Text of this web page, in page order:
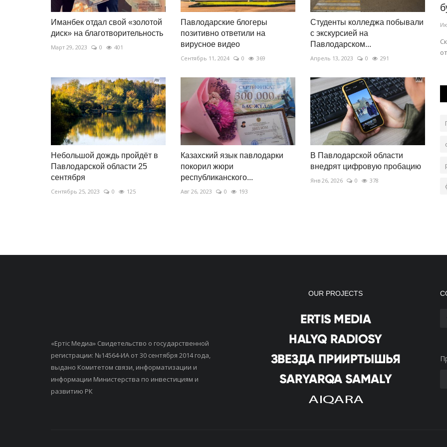
Иманбек отдал свой «золотой
диск» на благотворительность
Март 29, 2023 0 401
Павлодарские блогеры
позитивно ответили на
вирусное видео
Сентябрь 11, 2024 0 369
Студенты колледжа побывали
с экскурсией на
Павлодарском...
Апрель 13, 2023 0 291
Небольшой дождь пройдёт в
Павлодарской области 25
сентября
Сентябрь 25, 2023 0 125
Казахский язык павлодарки
покорил жюри
республиканского...
Авг 26, 2023 0 193
В Павлодарской области
внедрят цифровую пробацию
Янв 26, 2026 0 378
отремонтируют ещё один участок
дороги
Авг 4, 2026 0 311
Средний ремонт проводят 29 специалистов на 46
Павлодаре завершат до...
Авг 3, 2026 160
Аким Павлодара Хасар Хабылбеков повторно
«Ертiс Медиа» Свидетельство о государственной
регистрации: №14564-ИА от 30 сентября 2014 года,
выдано Комитетом связи, информатизации и
информации Министерства по инвестициям и
развитию РК
OUR PROJECTS